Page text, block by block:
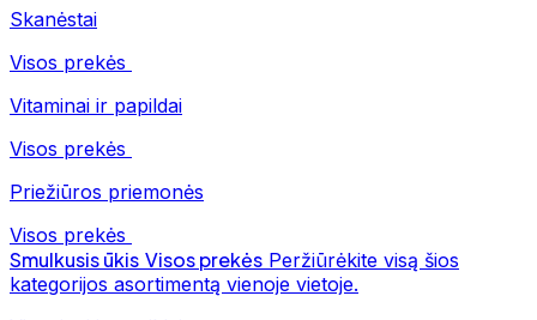
Skanėstai
Visos prekės
Vitaminai ir papildai
Visos prekės
Priežiūros priemonės
Visos prekės
Smulkusis ūkis Visos prekės Peržiūrėkite visą šios
kategorijos asortimentą vienoje vietoje.